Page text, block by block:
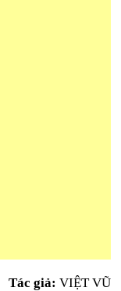
Tác giả: VIỆT VŨ